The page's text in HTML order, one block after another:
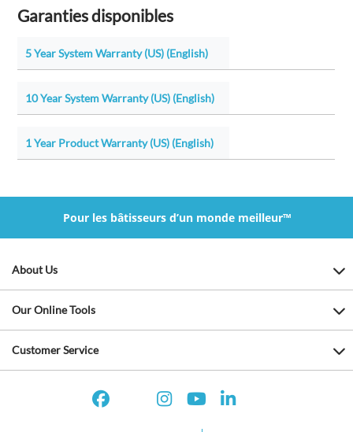
Garanties disponibles
5 Year System Warranty (US) (English)
10 Year System Warranty (US) (English)
1 Year Product Warranty (US) (English)
Pour les bâtisseurs d’un monde meilleur™
About Us
Our Online Tools
Customer Service